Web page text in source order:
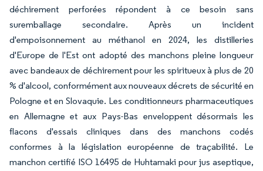
déchirement perforées répondent à ce besoin sans
suremballage secondaire. Après un incident
d'empoisonnement au méthanol en 2024, les distilleries
d'Europe de l'Est ont adopté des manchons pleine longueur
avec bandeaux de déchirement pour les spiritueux à plus de 20
% d'alcool, conformément aux nouveaux décrets de sécurité en
Pologne et en Slovaquie. Les conditionneurs pharmaceutiques
en Allemagne et aux Pays-Bas enveloppent désormais les
flacons d'essais cliniques dans des manchons codés
conformes à la législation européenne de traçabilité. Le
manchon certifié ISO 16495 de Huhtamaki pour jus aseptique,